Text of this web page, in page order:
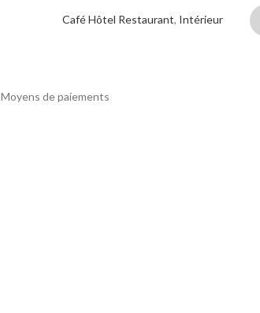
Café Hôtel Restaurant, Intérieur
Moyens de paiements